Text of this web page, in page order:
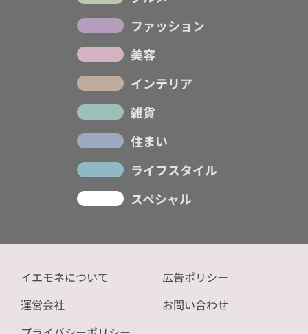
ファッション
美容
インテリア
雑貨
住まい
ライフスタイル
スペシャル
イエモネについて
運営会社
広告ポリシー
お問い合わせ